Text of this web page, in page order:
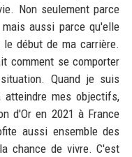
Non seulement parce
aussi parce qu'elle
le début de ma carrière.
comment se comporter
Quand je suis
mes objectifs,
d'Or en 2021 à France
aussi ensemble des
chance de vivre. C'est